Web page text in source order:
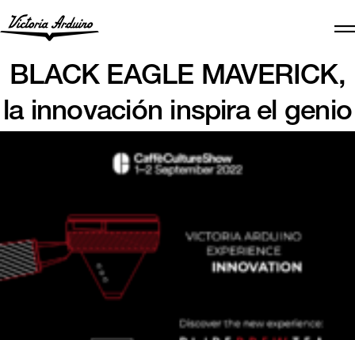
BLACK EAGLE MAVERICK,
la innovación inspira el genio